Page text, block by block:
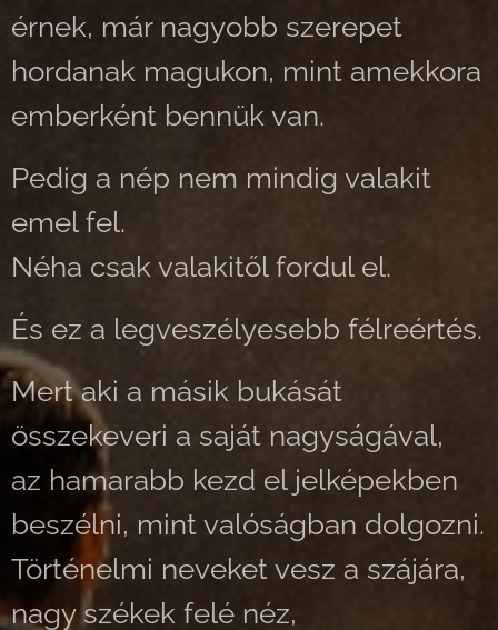
érnek, már nagyobb szerepet
hordanak magukon, mint amekkora
emberként bennük van.
Pedig a nép nem mindig valakit
emel fel.
Néha csak valakitől fordul el.
És ez a legveszélyesebb félreértés.
Mert aki a másik bukását
összekeveri a saját nagyságával,
az hamarabb kezd el jelképekben
beszélni, mint valóságban dolgozni.
Történelmi neveket vesz a szájára,
nagy székek felé néz,